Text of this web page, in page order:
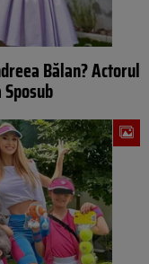
Bălan? Actorul